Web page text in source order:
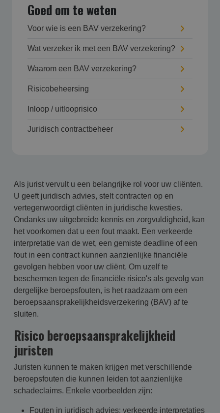
Goed om te weten
Voor wie is een BAV verzekering?
Wat verzeker ik met een BAV verzekering?
Waarom een BAV verzekering?
Risicobeheersing
Inloop / uitlooprisico
Juridisch contractbeheer
Als jurist vervult u een belangrijke rol voor uw cliënten.
U geeft juridisch advies, stelt contracten op en
vertegenwoordigt cliënten in juridische kwesties.
Ondanks uw uitgebreide kennis en zorgvuldigheid, kan
het voorkomen dat u een fout maakt. Een verkeerde
interpretatie van de wet, een gemiste deadline of een
fout in een contract kunnen aanzienlijke financiële
gevolgen hebben voor uw cliënt. Om uzelf te
beschermen tegen de financiële risico's als gevolg van
dergelijke beroepsfouten, is het raadzaam om een
beroepsaansprakelijkheidsverzekering (BAV) af te
sluiten.
Risico beroepsaansprakelijkheid
juristen
Juristen kunnen te maken krijgen met verschillende
beroepsfouten die kunnen leiden tot aanzienlijke
schadeclaims. Enkele voorbeelden zijn:
Fouten in juridisch advies: verkeerde interpretaties